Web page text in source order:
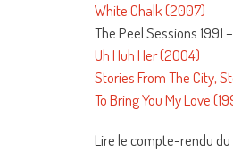
White Chalk (2007)
The Peel Sessions
Uh Huh Her (2004)
Stories From The City,
To Bring You My Love
Lire le compte-rendu